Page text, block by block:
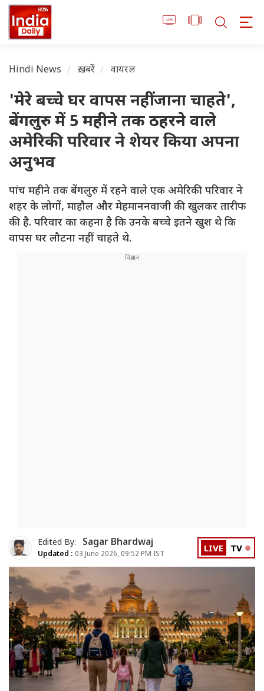
Hindi News ख़बरें वायरल
'मेरे बच्चे घर वापस नहीं जाना चाहते',
बेंगलुरु में 5 महीने तक ठहरने वाले
अमेरिकी परिवार ने शेयर किया अपना
अनुभव
पांच महीने तक बेंगलुरु में रहने वाले एक अमेरिकी परिवार ने
शहर के लोगों, माहौल और मेहमाननवाजी की खुलकर तारीफ
की है. परिवार का कहना है कि उनके बच्चे इतने खुश थे कि
वापस घर लौटना नहीं चाहते थे.
Edited By: Sagar Bhardwaj
Updated : 03 June 2026, 09:52 PM IST LIVE TV